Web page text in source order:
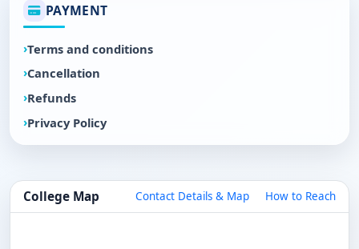
PAYMENT
Terms and conditions
Cancellation
Refunds
Privacy Policy
College Map Contact Details & Map How to Reach